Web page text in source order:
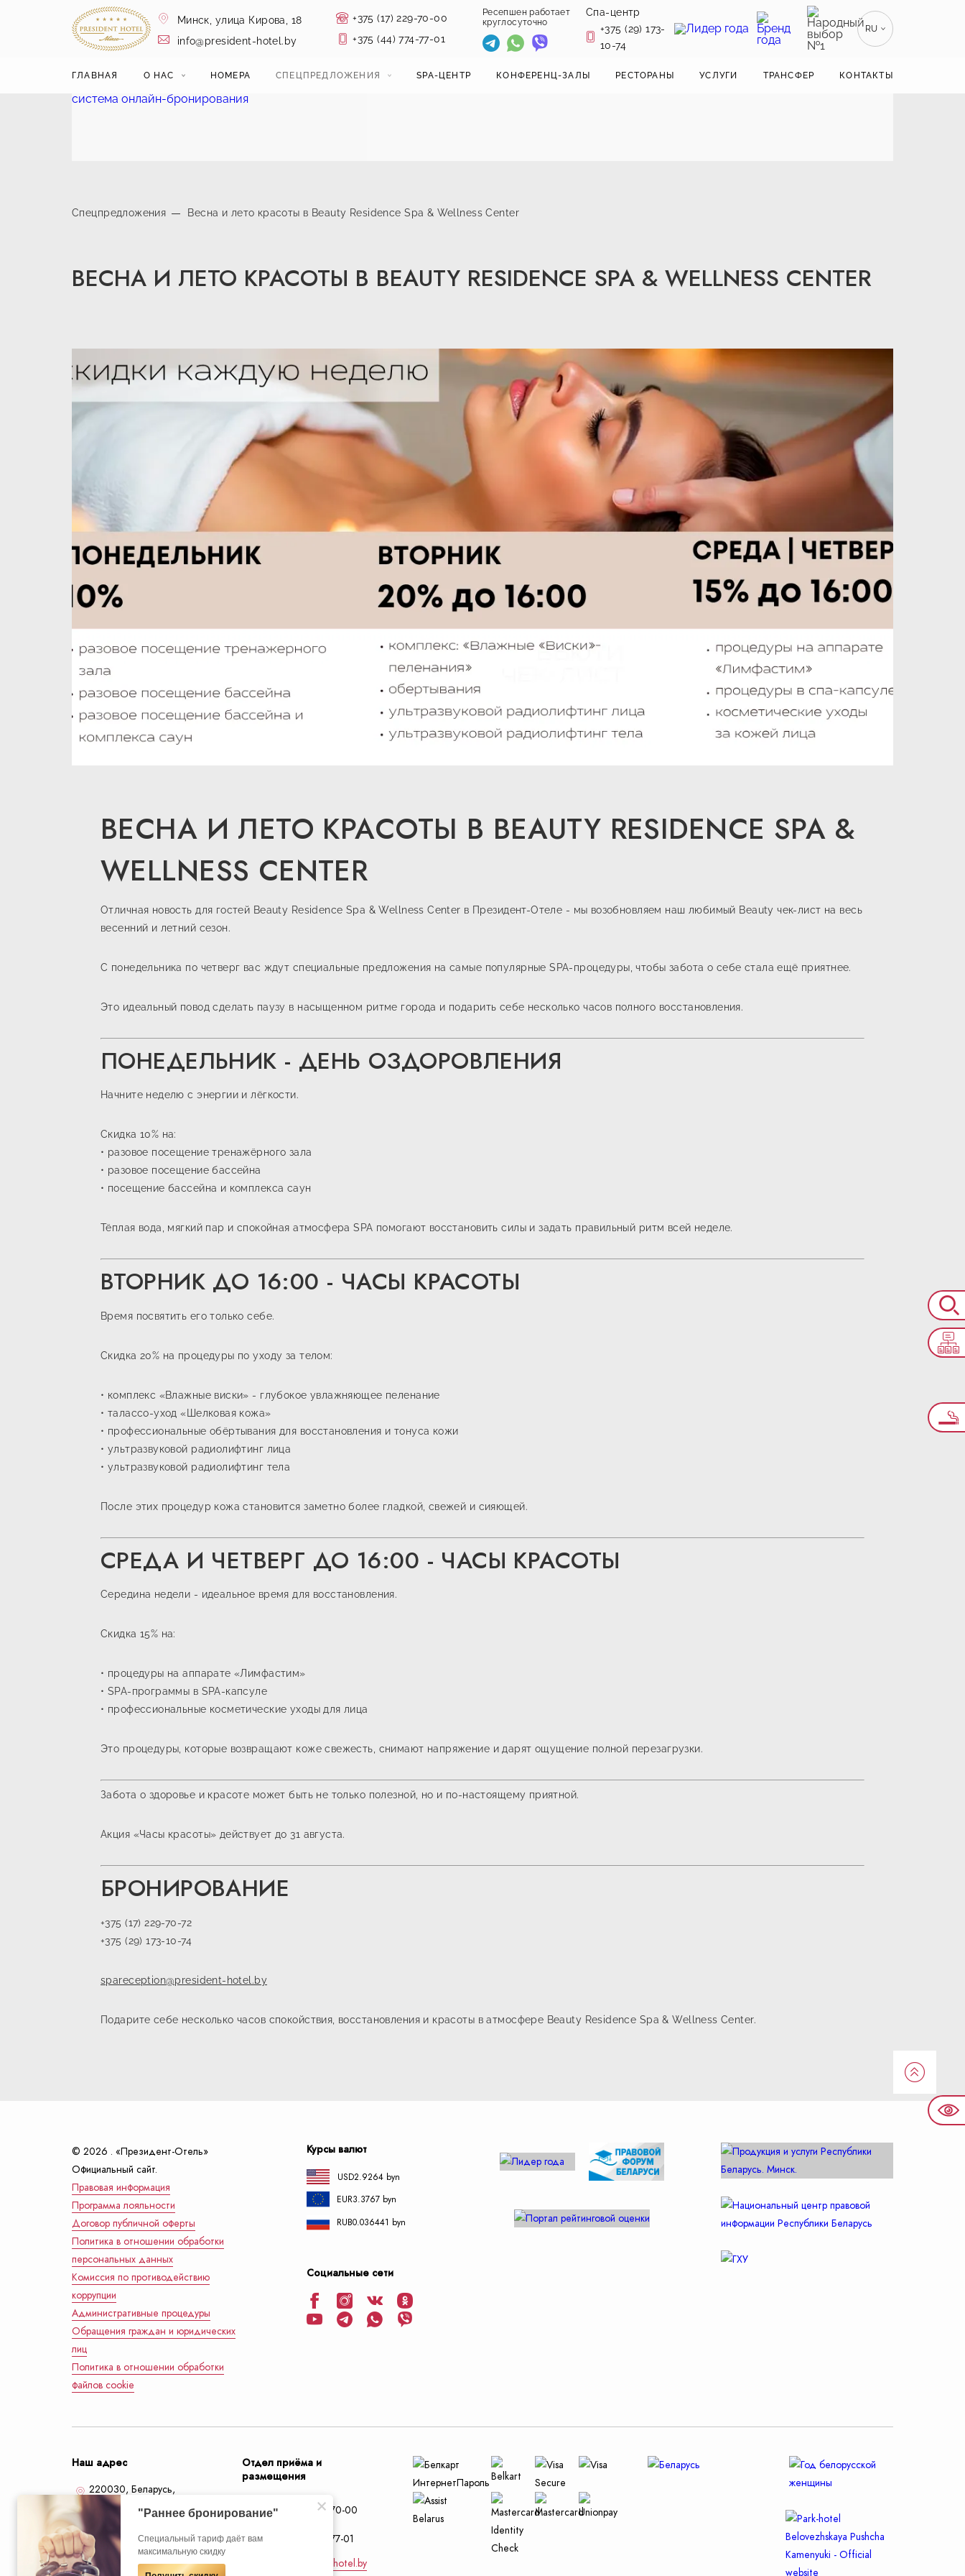
Минск, улица Кирова, 18
info@president-hotel.by
+375 (17) 229-70-00
+375 (44) 774-77-01
Ресепшен работает
круглосуточно
Спа-центр
+375 (29) 173-
10-74
RU
ENGLISH
ГЛАВНАЯ О НАС НОМЕРА СПЕЦПРЕДЛОЖЕНИЯ SPA-ЦЕНТР КОНФЕРЕНЦ-ЗАЛЫ РЕСТОРАНЫ УСЛУГИ ТРАНСФЕР КОНТАКТЫ
система онлайн-бронирования
Спецпредложения Весна и лето красоты в Beauty Residence Spa & Wellness Center
ВЕСНА И ЛЕТО КРАСОТЫ В BEAUTY RESIDENCE SPA & WELLNESS CENTER
ВЕСНА И ЛЕТО КРАСОТЫ В BEAUTY RESIDENCE SPA &
WELLNESS CENTER
Отличная новость для гостей Beauty Residence Spa & Wellness Center в Президент-Отеле - мы возобновляем наш любимый Beauty чек-лист на весь
весенний и летний сезон.
С понедельника по четверг вас ждут специальные предложения на самые популярные SPA-процедуры, чтобы забота о себе стала ещё приятнее.
Это идеальный повод сделать паузу в насыщенном ритме города и подарить себе несколько часов полного восстановления.
ПОНЕДЕЛЬНИК - ДЕНЬ ОЗДОРОВЛЕНИЯ
Начните неделю с энергии и лёгкости.
Скидка 10% на:
• разовое посещение тренажёрного зала
• разовое посещение бассейна
• посещение бассейна и комплекса саун
Тёплая вода, мягкий пар и спокойная атмосфера SPA помогают восстановить силы и задать правильный ритм всей неделе.
ВТОРНИК ДО 16:00 - ЧАСЫ КРАСОТЫ
Время посвятить его только себе.
Скидка 20% на процедуры по уходу за телом:
• комплекс «Влажные виски» - глубокое увлажняющее пеленание
• талассо-уход «Шелковая кожа»
• профессиональные обёртывания для восстановления и тонуса кожи
• ультразвуковой радиолифтинг лица
• ультразвуковой радиолифтинг тела
После этих процедур кожа становится заметно более гладкой, свежей и сияющей.
СРЕДА И ЧЕТВЕРГ ДО 16:00 - ЧАСЫ КРАСОТЫ
Середина недели - идеальное время для восстановления.
Скидка 15% на:
• процедуры на аппарате «Лимфастим»
• SPA-программы в SPA-капсуле
• профессиональные косметические уходы для лица
Это процедуры, которые возвращают коже свежесть, снимают напряжение и дарят ощущение полной перезагрузки.
Забота о здоровье и красоте может быть не только полезной, но и по-настоящему приятной.
Акция «Часы красоты» действует до 31 августа.
БРОНИРОВАНИЕ
+375 (17) 229-70-72
+375 (29) 173-10-74
spareception@president-hotel.by
Подарите себе несколько часов спокойствия, восстановления и красоты в атмосфере Beauty Residence Spa & Wellness Center.
© 2026 . «Президент-Отель»
Официальный сайт.
Правовая информация
Программа лояльности
Договор публичной оферты
Политика в отношении обработки
персональных данных
Комиссия по противодействию
коррупции
Административные процедуры
Обращения граждан и юридических
лиц
Политика в отношении обработки
файлов cookie
Курсы валют
USD2.9264 byn
EUR3.3767 byn
RUB0.036441 byn
Социальные сети
Наш адрес
220030, Беларусь,
Минск,улица Кирова, 18
Отдел приёма и
размещения
+375 (17) 229-70-00
+375 (44) 774-77-01
info@president-hotel.by
Избавьтесь от стресса и напряжения:
попробуйте наш новый тариф на
проживание RELAX & SPA!
"Раннее бронирование"
Cпециальный тариф даёт вам
максимальную скидку
Если Вы планируете длительную поездку в
Минск, то у нас для Вас есть специальное
предложение!
Избавьтесь от стресса и напряжения:
попробуйте наш новый тариф на
проживание RELAX & SPA!